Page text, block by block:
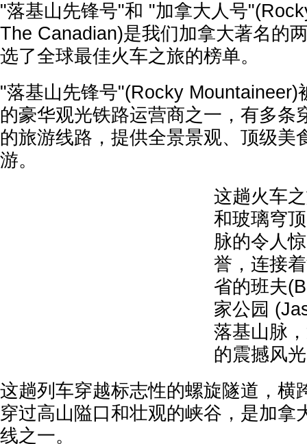
"落基山先锋号"和 "加拿大人号
The Canadian)是我们加拿大著名的
选了全球最佳火车之旅的榜单。
"落基山先锋号"(Rocky Mountaineer)
的豪华观光铁路运营商之一，有多条
的旅游线路，提供全景景观、顶级美
游。
这趟火车
和玻璃穹
脉的令人
誉，连接
省的班夫
家公园
落基山脉
的震撼风
这趟列车穿越标志性的螺旋隧道，横
穿过高山隘口和壮观的峡谷，是加拿
线之一。